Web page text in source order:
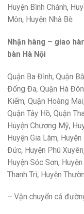
Huyện Bình Chánh,
Môn, Huyện Nhà Bè
Nhận hàng – giao
bàn Hà Nội
Quận Ba Đình, Quận
Đống Đa, Quận Hà
Kiếm, Quận Hoàng
Quận Tây Hồ, Quận
Huyện Chương Mỹ,
Huyện Gia Lâm,
Đức, Huyện Phú
Huyện Sóc Sơn,
Thanh Trì, Huyện
– Vận chuyển cả